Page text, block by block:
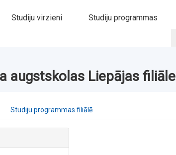
Studiju virzieni Studiju programmas
augstskolas Liepājas filiāle
Studiju programmas filiālē